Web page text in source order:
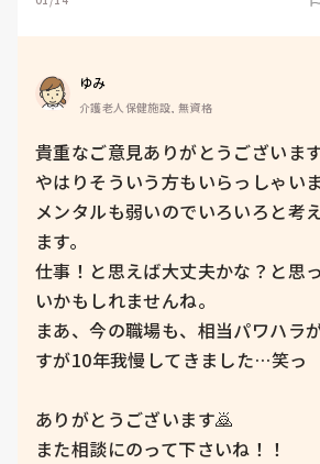
ゆみ
介護老人保健施設, 無資格
貴重なご意見ありがとうございます
やはりそういう方もいらっしゃい
メンタルも弱いのでいろいろと考
ます。
仕事！と思えば大丈夫かな？と思
いかもしれませんね。
まあ、今の職場も、相当パワハラ
すが10年我慢してきました…笑っ
ありがとうございます🙇
また相談にのって下さいね！！